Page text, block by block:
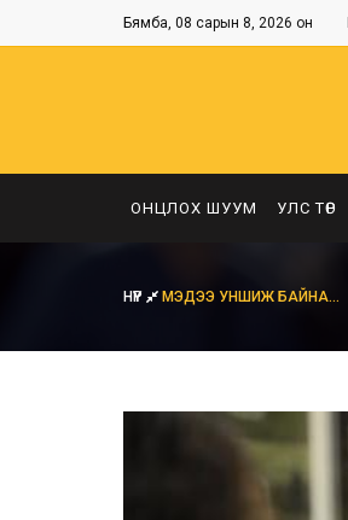
Бямба, 08 сарын 8, 2026 он
ОНЦЛОХ ШУУМ УЛС ТӨР
НҮҮР МЭДЭЭ УНШИЖ БАЙНА...